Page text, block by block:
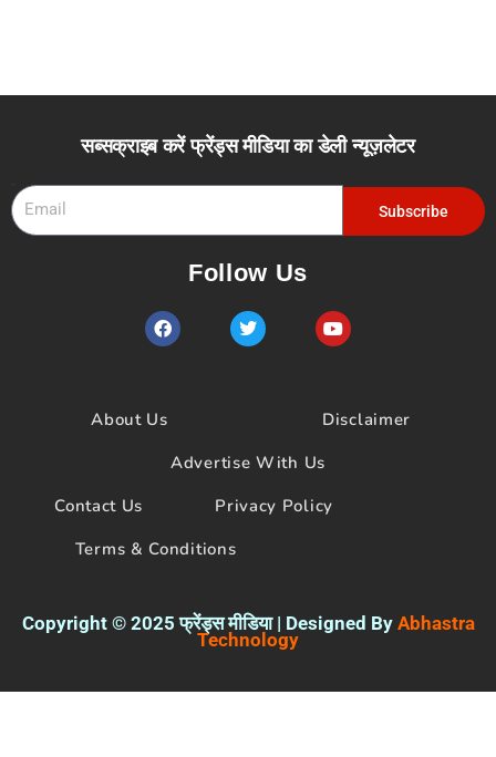
सब्सक्राइब करें फ्रेंड्स मीडिया का डेली न्यूज़लेटर
Subscribe
Follow Us
F
a
c
o
T
w
i
Y
o
u
e
About Us
Disclaimer
Advertise With Us
Contact Us
Privacy Policy
Terms & Conditions
Copyright © 2025 फ्रेंड्स मीडिया | Designed By Abhastra
Technology